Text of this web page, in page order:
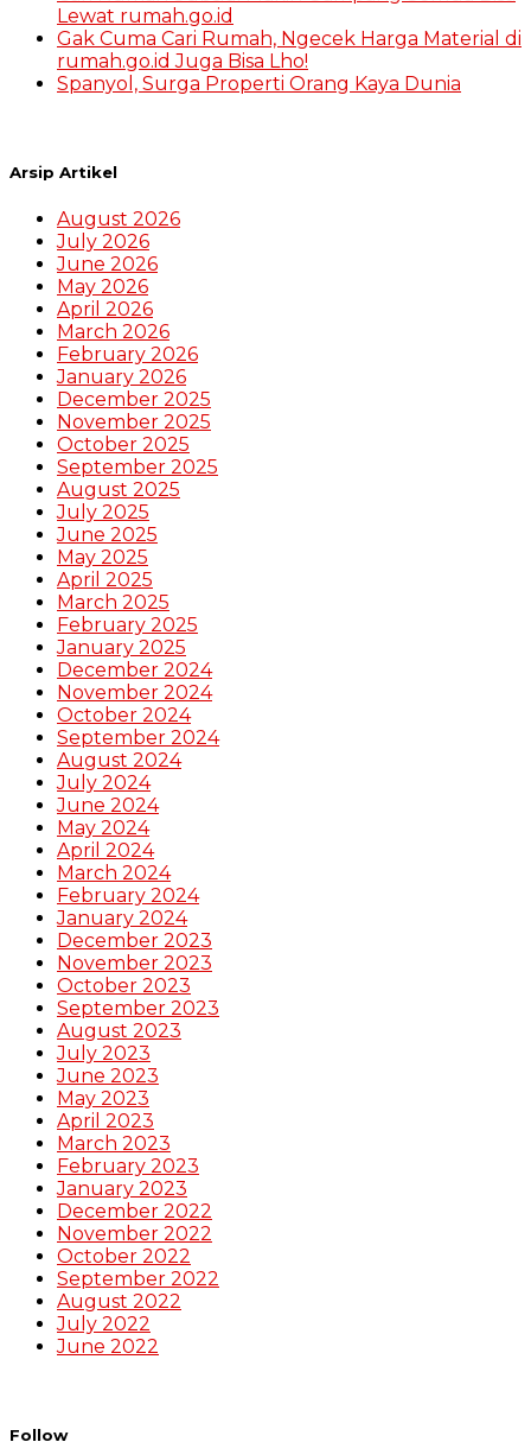
Lewat rumah.go.id
Gak Cuma Cari Rumah, Ngecek Harga Material di
rumah.go.id Juga Bisa Lho!
Spanyol, Surga Properti Orang Kaya Dunia
Arsip Artikel
August 2026
July 2026
June 2026
May 2026
April 2026
March 2026
February 2026
January 2026
December 2025
November 2025
October 2025
September 2025
August 2025
July 2025
June 2025
May 2025
April 2025
March 2025
February 2025
January 2025
December 2024
November 2024
October 2024
September 2024
August 2024
July 2024
June 2024
May 2024
April 2024
March 2024
February 2024
January 2024
December 2023
November 2023
October 2023
September 2023
August 2023
July 2023
June 2023
May 2023
April 2023
March 2023
February 2023
January 2023
December 2022
November 2022
October 2022
September 2022
August 2022
July 2022
June 2022
Follow